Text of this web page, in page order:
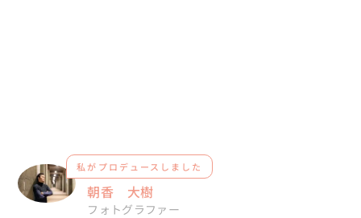
私がプロデュースしました
朝香 大樹
フォトグラファー